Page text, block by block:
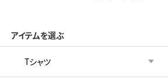
アイテムを選ぶ
Tシャツ